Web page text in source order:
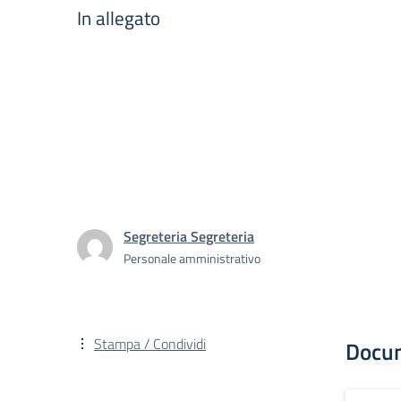
In allegato
Segreteria Segreteria
Personale amministrativo
Stampa / Condividi